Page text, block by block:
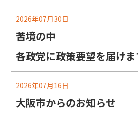
2026年07月30日
苦境の中
各政党に政策要望を届け
2026年07月16日
大阪市からのお知らせ